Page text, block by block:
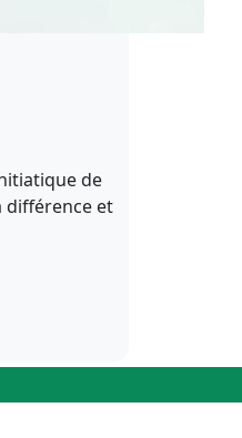
de
différence et